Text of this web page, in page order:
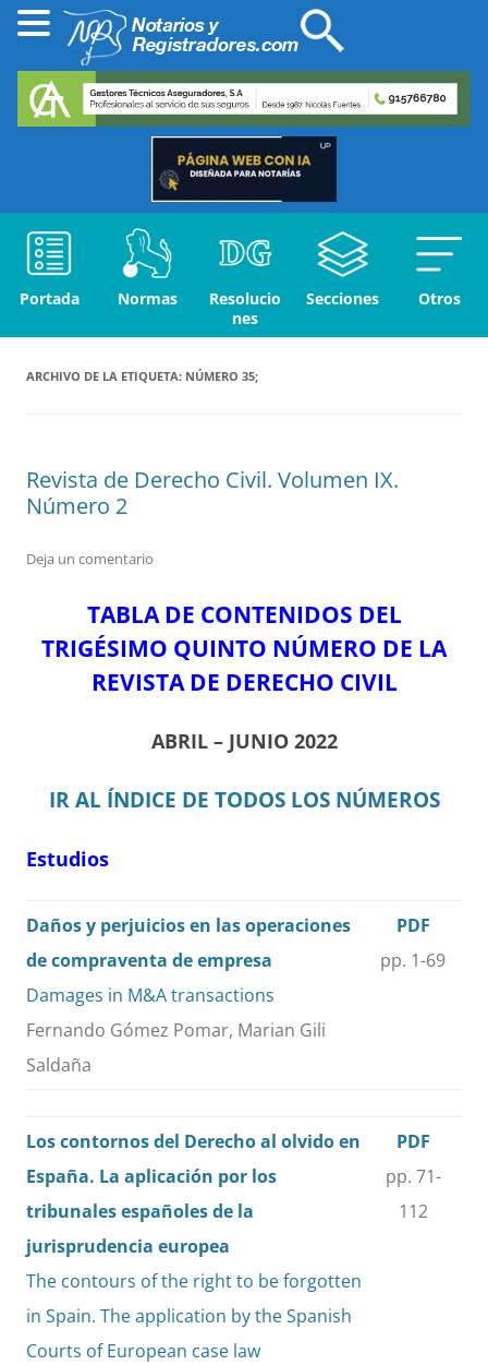
Portada Normas
Resolucio
nes
Secciones Otros
ARCHIVO DE LA ETIQUETA: NÚMERO 35;
Revista de Derecho Civil. Volumen IX.
Número 2
Deja un comentario
TABLA DE CONTENIDOS DEL
TRIGÉSIMO QUINTO NÚMERO DE LA
REVISTA DE DERECHO CIVIL
ABRIL – JUNIO 2022
IR AL ÍNDICE DE TODOS LOS NÚMEROS
Estudios
Daños y perjuicios en las operaciones
de compraventa de empresa
Damages in M&A transactions
Fernando Gómez Pomar, Marian Gili
Saldaña
PDF
pp. 1-69
Los contornos del Derecho al olvido en
España. La aplicación por los
tribunales españoles de la
jurisprudencia europea
The contours of the right to be forgotten
in Spain. The application by the Spanish
Courts of European case law
PDF
pp. 71-
112